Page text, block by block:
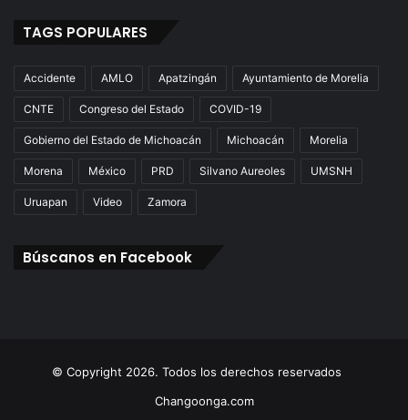
TAGS POPULARES
Accidente AMLO Apatzingán Ayuntamiento de Morelia
CNTE Congreso del Estado COVID-19
Gobierno del Estado de Michoacán Michoacán Morelia
Morena México PRD Silvano Aureoles UMSNH
Uruapan Video Zamora
Búscanos en Facebook
© Copyright 2026. Todos los derechos reservados
Changoonga.com